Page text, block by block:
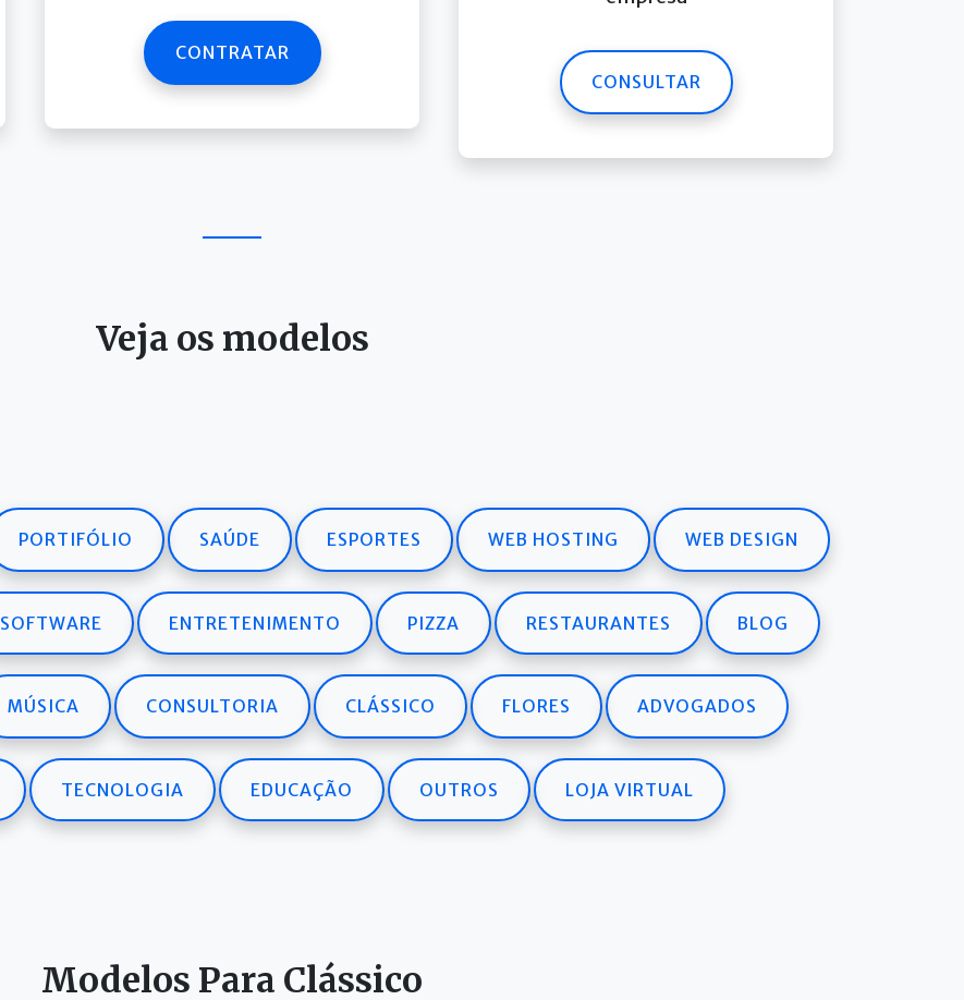
CONTRATAR
CONSULTAR
Veja os modelos
PORTIFÓLIO SAÚDE ESPORTES WEB HOSTING WEB DESIGN
SOFTWARE ENTRETENIMENTO PIZZA RESTAURANTES BLOG
MÚSICA CONSULTORIA CLÁSSICO FLORES ADVOGADOS
TECNOLOGIA EDUCAÇÃO OUTROS LOJA VIRTUAL
Modelos Para Clássico